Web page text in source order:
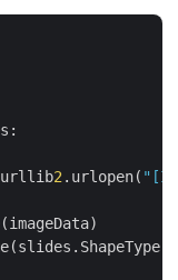
2.urlopen(